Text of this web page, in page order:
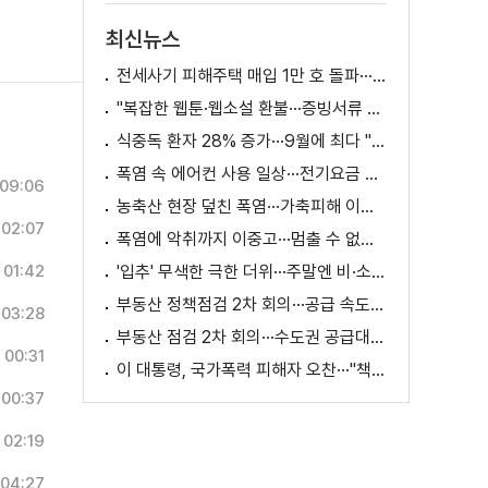
09:06
02:07
01:42
03:28
00:31
00:37
02:19
04:27
최신뉴스
전세사기 피해주택 매입 1만 호 돌파···피해 지원 속도
"복잡한 웹툰·웹소설 환불···증빙서류 요구까지"
식중독 환자 28% 증가···9월에 최다 "입추 방심 금물"
폭염 속 에어컨 사용 일상···전기요금 줄이려면?
농축산 현장 덮친 폭염···가축피해 이틀 새 28만 마리↑
폭염에 악취까지 이중고···멈출 수 없는 필수노동
'입추' 무색한 극한 더위···주말엔 비·소나기
부동산 정책점검 2차 회의···공급 속도전 본격화하나
부동산 점검 2차 회의···수도권 공급대책 논의
이 대통령, 국가폭력 피해자 오찬···"책임지고 치유"